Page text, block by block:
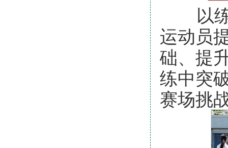
以练
运动员
础、提
练中突
赛场挑